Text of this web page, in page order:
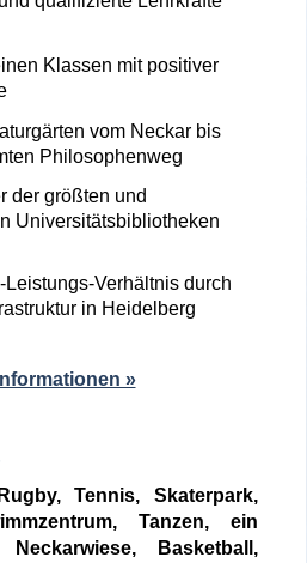
Klassen mit positiver
vom Neckar bis
Philosophenweg
der größten und
Universitätsbibliotheken
Verhältnis durch
in Heidelberg
»
Tennis, Skaterpark,
Tanzen, ein
Basketball,